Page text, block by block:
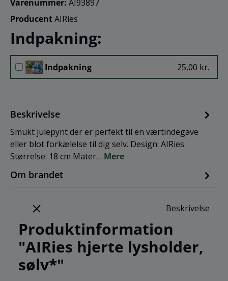
Varenummer: AI93897
ProducentAIRies
Indpakning:
Indpakning 25,00 kr.
Beskrivelse
Smukt julepynt der er perfekt til en værtindegave
eller blot forkælelse til dig selv. Design: AIRies
Størrelse: 18 cm Mater… Mere
Om brandet
Beskrivelse
Produktinformation
"AIRies hjerte lysholder,
sølv*"